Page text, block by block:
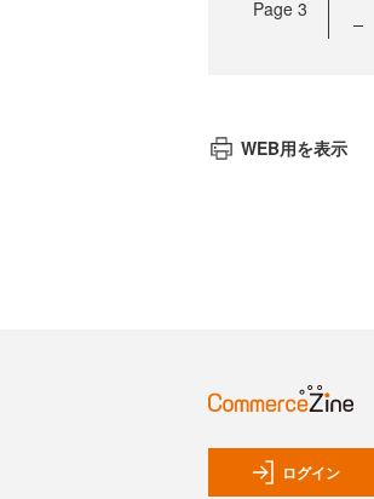
Page 3
WEB用を表示
ログイン